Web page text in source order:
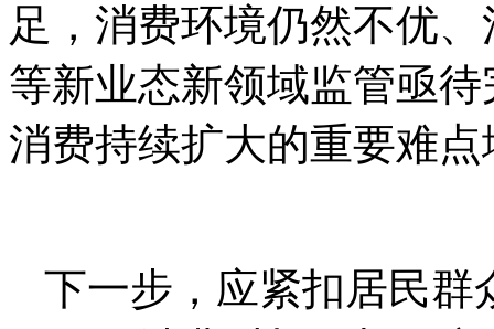
足，消费环境仍然不优
等新业态新领域监管亟
消费持续扩大的重要难点
下一步，应紧扣居民群